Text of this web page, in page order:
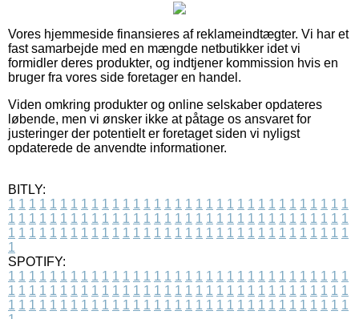
Vores hjemmeside finansieres af reklameindtægter. Vi har et
fast samarbejde med en mængde netbutikker idet vi
formidler deres produkter, og indtjener kommission hvis en
bruger fra vores side foretager en handel.
Viden omkring produkter og online selskaber opdateres
løbende, men vi ønsker ikke at påtage os ansvaret for
justeringer der potentielt er foretaget siden vi nyligst
opdaterede de anvendte informationer.
BITLY:
1 1 1 1 1 1 1 1 1 1 1 1 1 1 1 1 1 1 1 1 1 1 1 1 1 1 1 1 1 1 1 1 1
1 1 1 1 1 1 1 1 1 1 1 1 1 1 1 1 1 1 1 1 1 1 1 1 1 1 1 1 1 1 1 1 1
1 1 1 1 1 1 1 1 1 1 1 1 1 1 1 1 1 1 1 1 1 1 1 1 1 1 1 1 1 1 1 1 1
1
SPOTIFY:
1 1 1 1 1 1 1 1 1 1 1 1 1 1 1 1 1 1 1 1 1 1 1 1 1 1 1 1 1 1 1 1 1
1 1 1 1 1 1 1 1 1 1 1 1 1 1 1 1 1 1 1 1 1 1 1 1 1 1 1 1 1 1 1 1 1
1 1 1 1 1 1 1 1 1 1 1 1 1 1 1 1 1 1 1 1 1 1 1 1 1 1 1 1 1 1 1 1 1